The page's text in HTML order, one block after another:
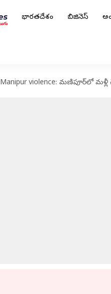
భారతదేశం బిజినెస్
Manipur violence: మణిపూర్‌లో